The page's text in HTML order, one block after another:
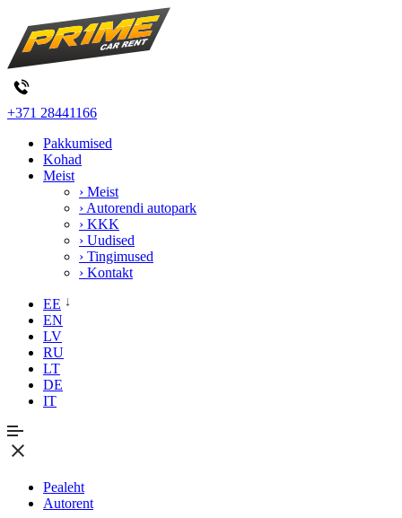
+371 28441166
Pakkumised
Kohad
Meist
› Meist
› Autorendi autopark
› KKK
› Uudised
› Tingimused
› Kontakt
EE
EN
LV
RU
LT
DE
IT
Pealeht
Autorent